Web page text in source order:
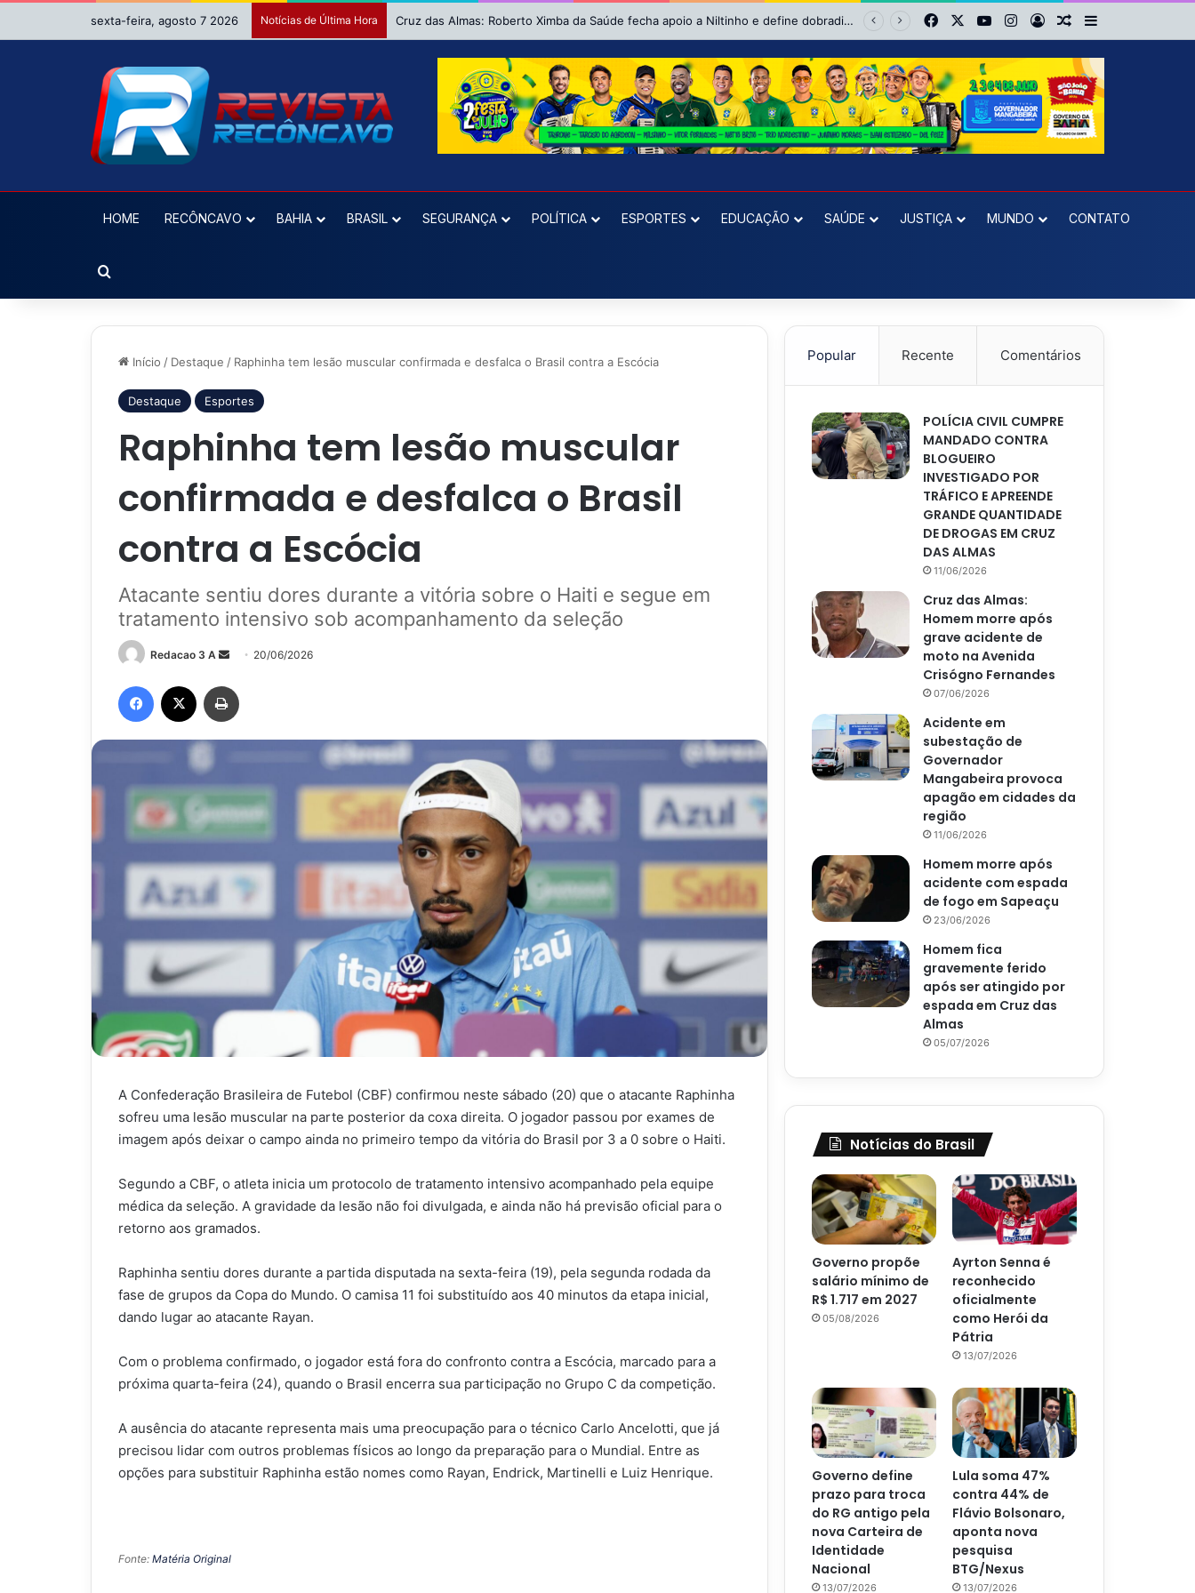
sexta-feira, agosto 7 2026 Notícias de Última Hora No Barradão é diferente: Vitória dá show, vira sobre Athletico-PR e avança às quartas da Copa do Brasil FacebookYouTubeInstagram
EntrarArtigo aleatório
Barra Lateral
HOME RECÔNCAVO BAHIA BRASIL SEGURANÇA POLÍTICA ESPORTES EDUCAÇÃO SAÚDE JUSTIÇA MUNDO CONTATO
Procurar por
Início / Destaque / Raphinha tem lesão muscular confirmada e desfalca o Brasil contra a Escócia
Destaque Esportes
Raphinha tem lesão muscular
confirmada e desfalca o Brasil
contra a Escócia
Atacante sentiu dores durante a vitória sobre o Haiti e segue em
tratamento intensivo sob acompanhamento da seleção
Redacao 3 A
Mande
e-
mail
20/06/2026
Facebook
A Confederação Brasileira de Futebol (CBF) confirmou neste sábado (20) que o atacante Raphinha
sofreu uma lesão muscular na parte posterior da coxa direita. O jogador passou por exames de
imagem após deixar o campo ainda no primeiro tempo da vitória do Brasil por 3 a 0 sobre o Haiti.
Segundo a CBF, o atleta inicia um protocolo de tratamento intensivo acompanhado pela equipe
médica da seleção. A gravidade da lesão não foi divulgada, e ainda não há previsão oficial para o
retorno aos gramados.
Raphinha sentiu dores durante a partida disputada na sexta-feira (19), pela segunda rodada da
fase de grupos da Copa do Mundo. O camisa 11 foi substituído aos 40 minutos da etapa inicial,
dando lugar ao atacante Rayan.
Com o problema confirmado, o jogador está fora do confronto contra a Escócia, marcado para a
próxima quarta-feira (24), quando o Brasil encerra sua participação no Grupo C da competição.
A ausência do atacante representa mais uma preocupação para o técnico Carlo Ancelotti, que já
precisou lidar com outros problemas físicos ao longo da preparação para o Mundial. Entre as
opções para substituir Raphinha estão nomes como Rayan, Endrick, Martinelli e Luiz Henrique.
Fonte:Matéria Original
Popular Recente Comentários
POLÍCIA CIVIL CUMPRE
MANDADO CONTRA
BLOGUEIRO
INVESTIGADO POR
TRÁFICO E APREENDE
GRANDE QUANTIDADE
DE DROGAS EM CRUZ
DAS ALMAS
11/06/2026
Cruz das Almas:
Homem morre após
grave acidente de
moto na Avenida
Crisógno Fernandes
07/06/2026
Acidente em
subestação de
Governador
Mangabeira provoca
apagão em cidades da
região
11/06/2026
Homem morre após
acidente com espada
de fogo em Sapeaçu
23/06/2026
Homem fica
gravemente ferido
após ser atingido por
espada em Cruz das
Almas
05/07/2026
Notícias do Brasil
Governo propõe
salário mínimo de
R$ 1.717 em 2027
05/08/2026
Ayrton Senna é
reconhecido
oficialmente
como Herói da
Pátria
13/07/2026
Governo define
prazo para troca
do RG antigo pela
nova Carteira de
Identidade
Nacional
13/07/2026
Lula soma 47%
contra 44% de
Flávio Bolsonaro,
aponta nova
pesquisa
BTG/Nexus
13/07/2026